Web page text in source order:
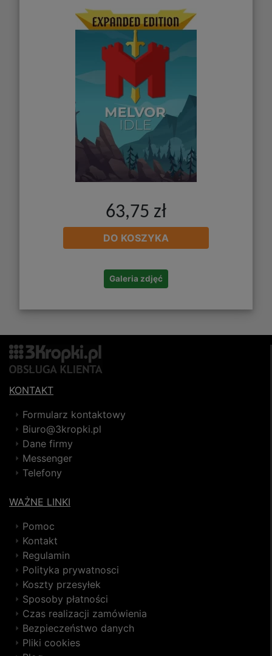
63,75 zł
DO KOSZYKA
Galeria zdjęć
KONTAKT
Formularz kontaktowy
Biuro@3kropki.pl
Dane firmy
Messenger
Telefony
WAŻNE LINKI
Pomoc
Kontakt
Regulamin
Polityka prywatnosci
Koszty przesyłek
Sposoby płatności
Czas realizacji zamówienia
Bezpieczeństwo danych
Pliki cookies